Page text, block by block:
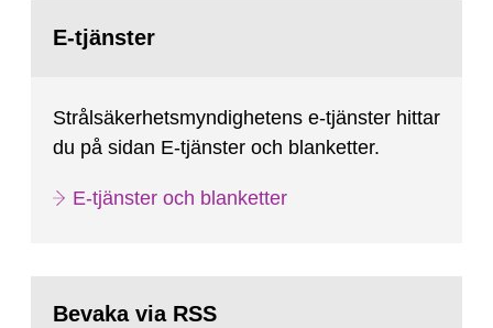
sida:E-tjänster
Strålsäkerhetsmyndighetens e-tjänster hittar
du på sidan E-tjänster och blanketter.
E-tjänster och blanketter
Bevaka via RSS